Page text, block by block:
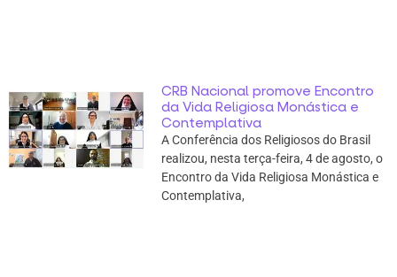
CRB Nacional promove Encontro
da Vida Religiosa Monástica e
Contemplativa
A Conferência dos Religiosos do Brasil
realizou, nesta terça-feira, 4 de agosto, o
Encontro da Vida Religiosa Monástica e
Contemplativa,